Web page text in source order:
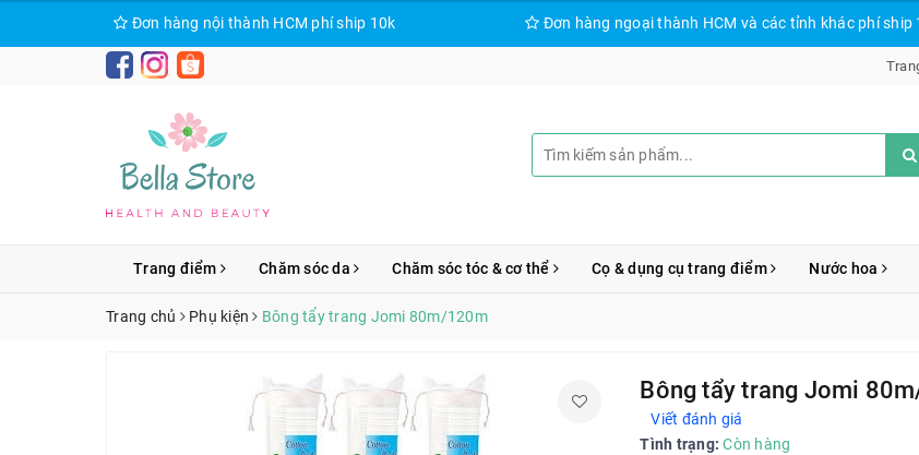
Đơn hàng nội thành HCM phí ship 10k Đơn hàng ngoại thành HCM và các tỉnh khác phí ship
Trang điểm Chăm sóc da Chăm sóc tóc & cơ thể Cọ & dụng cụ trang điểm Nước hoa
Trang chủ Phụ kiện Bông tẩy trang Jomi 80m/120m
Bông tẩy trang Jomi
Viết đánh giá
Tình trạng: Còn hàng